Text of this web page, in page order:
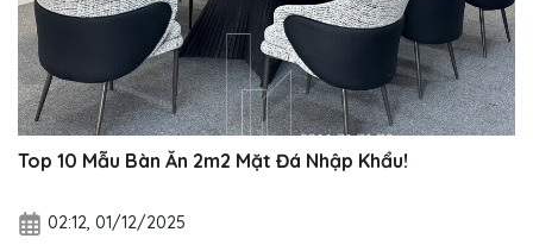
Top 10 Mẫu Bàn Ăn 2m2 Mặt Đá Nhập Khẩu!
02:12, 01/12/2025